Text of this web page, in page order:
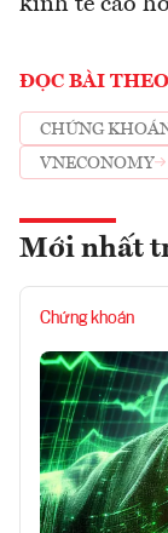
kinh tế cao
ĐỌC BÀI
CHỨNG
VNECONOMY
Mới nhất
Chứng khoán